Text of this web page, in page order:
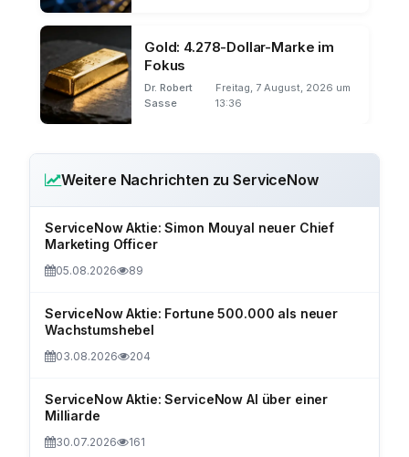
Gold: 4.278-Dollar-Marke im
Fokus
Dr. Robert
Sasse
Freitag, 7 August, 2026 um
13:36
Weitere Nachrichten zu ServiceNow
ServiceNow Aktie: Simon Mouyal neuer Chief
Marketing Officer
05.08.2026 89
ServiceNow Aktie: Fortune 500.000 als neuer
Wachstumshebel
03.08.2026 204
ServiceNow Aktie: ServiceNow AI über einer
Milliarde
30.07.2026 161